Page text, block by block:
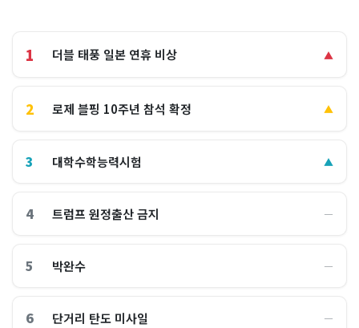
1 더블 태풍 일본 연휴 비상 ▲
2 로제 블핑 10주년 참석 확정 ▲
3 대학수학능력시험 ▲
4 트럼프 원정출산 금지 ―
5 박완수 ―
6 단거리 탄도 미사일 ―